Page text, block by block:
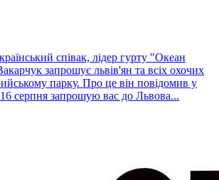
співак, лідер гурту "Океан
запрошує львів'ян та всіх охочих
парку. Про це він повідомив у
серпня запрошую вас до Львова...